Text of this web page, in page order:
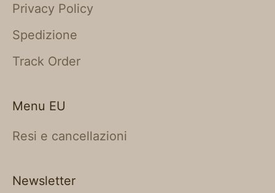
Privacy Policy
Spedizione
Track Order
Menu EU
Resi e cancellazioni
Newsletter